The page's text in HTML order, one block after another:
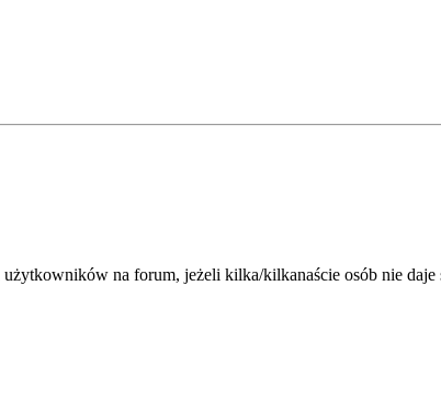
na forum, jeżeli kilka/kilkanaście osób nie daje